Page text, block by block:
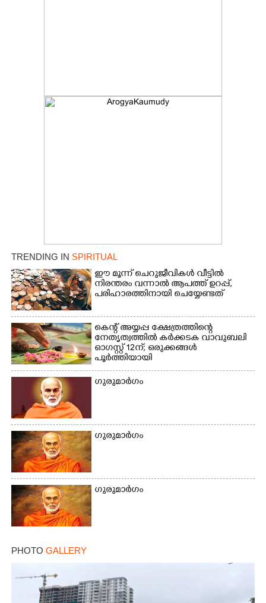
TRENDING IN SPIRITUAL
ഈ മൂന്ന് ചെറുജീവികൾ വീട്ടിൽ
നിരന്തരം വന്നാൽ ആപത്ത് ഉറപ്പ്,​
പരിഹാരത്തിനായി ചെയ്യേണ്ടത്
കെന്റ് അയ്യപ്പ ക്ഷേത്രത്തിന്റെ
നേതൃത്വത്തിൽ കർക്കടക വാവുബലി
ഓഗസ്റ്റ് 12ന്; ഒരുക്കങ്ങൾ
പൂർത്തിയായി
ഗുരുമാർഗം
ഗുരുമാർഗം
ഗുരുമാർഗം
PHOTO GALLERY